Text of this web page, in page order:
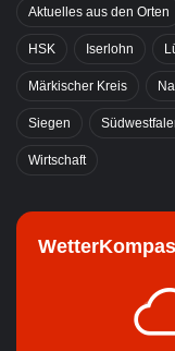
Aktuelles aus den Orten
HSK Iserlohn
Märkischer Kreis
Siegen
Wirtschaft